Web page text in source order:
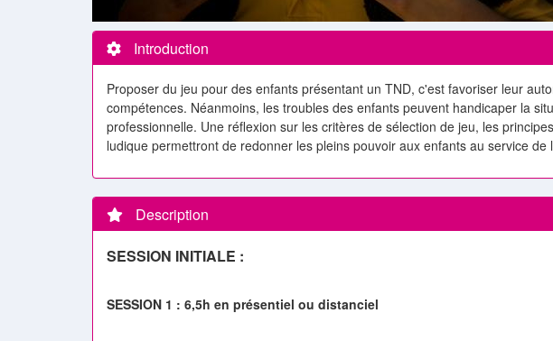
Introduction
Proposer du jeu pour des enfants présentant un TND, c'est favoriser leur
compétences. Néanmoins, les troubles des enfants peuvent handicaper la
professionnelle. Une réflexion sur les critères de sélection de jeu, les
ludique permettront de redonner les pleins pouvoir aux enfants au service de
Description
SESSION INITIALE :
SESSION 1 : 6,5h en présentiel ou distanciel